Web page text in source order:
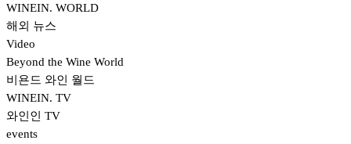
WINEIN. WORLD
해외 뉴스
Video
Beyond the Wine World
비욘드 와인 월드
WINEIN. TV
와인인 TV
events